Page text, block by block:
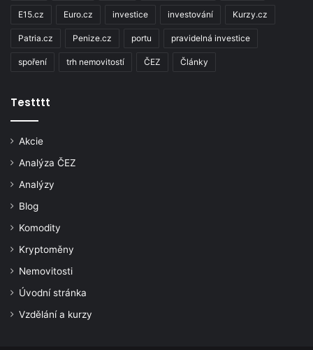
E15.cz Euro.cz investice investování Kurzy.cz
Patria.cz Penize.cz portu pravidelná investice
spoření trh nemovitostí ČEZ Články
Testttt
Akcie
Analýza ČEZ
Analýzy
Blog
Komodity
Kryptoměny
Nemovitosti
Úvodní stránka
Vzdělání a kurzy